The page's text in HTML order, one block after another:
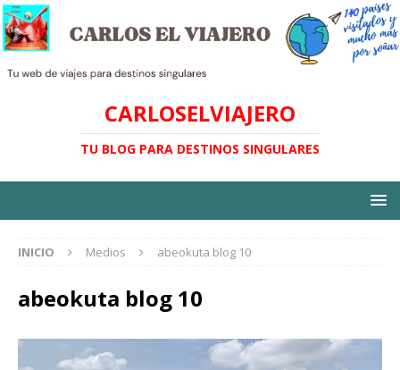
CARLOSELVIAJERO
TU BLOG PARA DESTINOS SINGULARES
INICIO Medios abeokuta blog 10
abeokuta blog 10